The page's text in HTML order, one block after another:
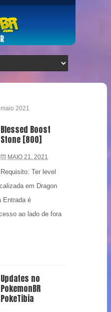
2021
Blessed Boost
Stone [800]
MAIO 21, 2021
Requisito: Ter level
em Dragon
Entrada é
ao lado de fora
Updates no
PokemonBR
PokeTibia